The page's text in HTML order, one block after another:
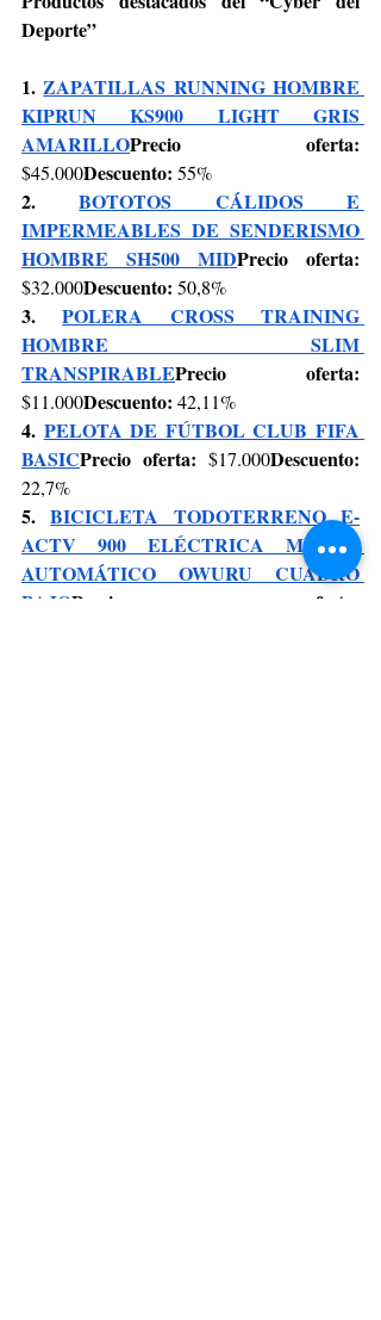
Deporte”
1. ZAPATILLAS RUNNING HOMBRE
KIPRUN KS900 LIGHT GRIS
AMARILLO
$45.000Descuento: 55%
2. BOTOTOS CÁLIDOS E
IMPERMEABLES DE SENDERISMO
HOMBRE SH500 MID
$32.000Descuento: 50,8%
3. POLERA CROSS TRAINING
HOMBRE SLIM
TRANSPIRABLE
$11.000Descuento: 42,11%
4. PELOTA DE FÚTBOL CLUB FIFA
BASICPrecio oferta: $17.000
22,7%
5. BICICLETA TODOTERRENO E-
ACTV 900 ELÉCTRICA MOTOR
AUTOMÁTICO OWURU CUADRO
BAJO